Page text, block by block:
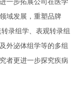
域发展，重塑品牌
录组学、表观转录组
外泌体组学等的多组
者更进一步探究疾病